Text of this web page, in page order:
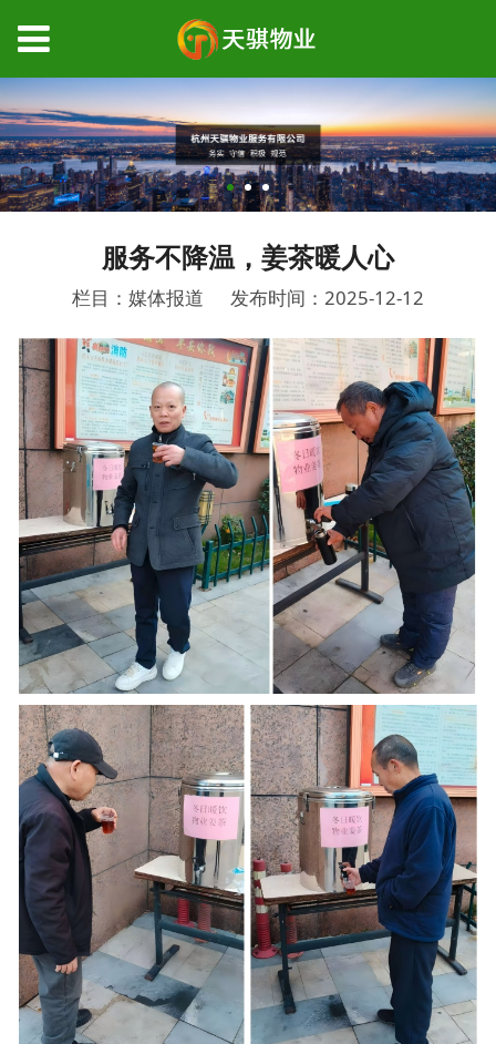
服务不降温，姜茶暖人心
栏目：媒体报道 发布时间：2025-12-12